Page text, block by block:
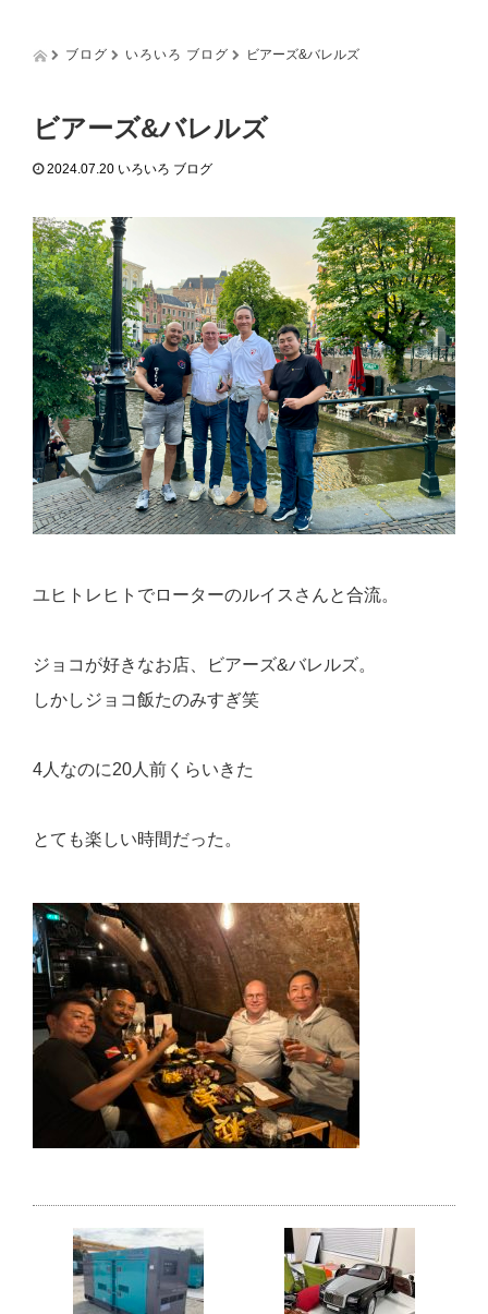
t
i
o
n
ブログ いろいろ ブログ ビアーズ&バレルズ
ビアーズ&バレルズ
2024.07.20 いろいろ ブログ
ユヒトレヒトでローターのルイスさんと合流。
ジョコが好きなお店、ビアーズ&バレルズ。
しかしジョコ飯たのみすぎ笑
4人なのに20人前くらいきた
とても楽しい時間だった。